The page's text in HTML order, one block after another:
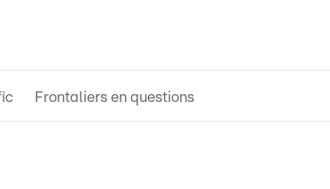
Frontaliers en questions